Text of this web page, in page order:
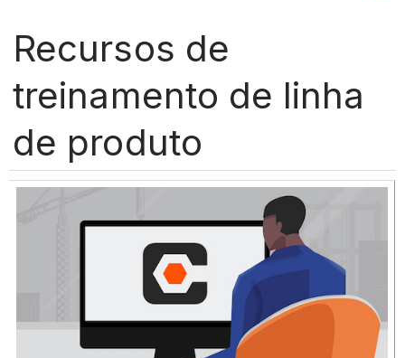
Recursos de
treinamento de linha
de produto